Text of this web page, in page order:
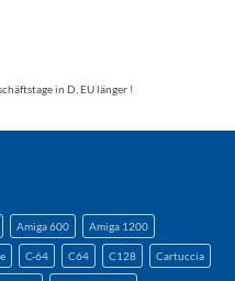
in D, EU länger !
Amiga 600 Amiga 1200
C-64 C64 C128 Cartuccia